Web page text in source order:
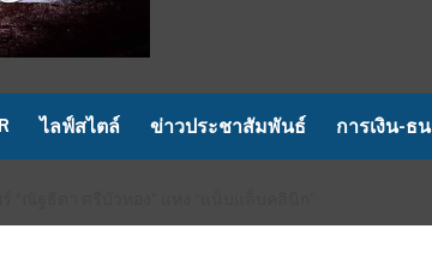
ไลฟ์สไตล์ ข่าวประชาสัมพันธ์ การเงิน-ธ